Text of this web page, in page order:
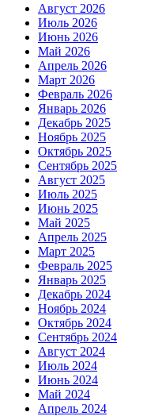
Август 2026
Июль 2026
Июнь 2026
Май 2026
Апрель 2026
Март 2026
Февраль 2026
Январь 2026
Декабрь 2025
Ноябрь 2025
Октябрь 2025
Сентябрь 2025
Август 2025
Июль 2025
Июнь 2025
Май 2025
Апрель 2025
Март 2025
Февраль 2025
Январь 2025
Декабрь 2024
Ноябрь 2024
Октябрь 2024
Сентябрь 2024
Август 2024
Июль 2024
Июнь 2024
Май 2024
Апрель 2024